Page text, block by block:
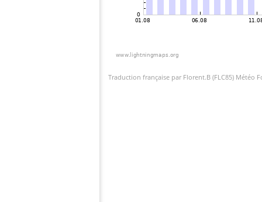
Traduction française par Florent.B (FLC85) Météo